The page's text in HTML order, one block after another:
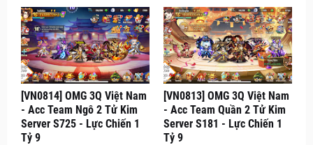
[VN0814] OMG 3Q Việt Nam
- Acc Team Ngô 2 Tử Kim
Server S725 - Lực Chiến 1
Tỷ 9
[VN0813] OMG 3Q Việt Nam
- Acc Team Quần 2 Tử Kim
Server S181 - Lực Chiến 1
Tỷ 9